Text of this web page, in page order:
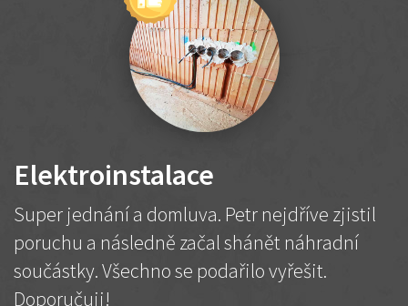
Elektroinstalace
Super jednání a domluva. Petr nejdříve zjistil
poruchu a následně začal shánět náhradní
součástky. Všechno se podařilo vyřešit.
Doporučuji!